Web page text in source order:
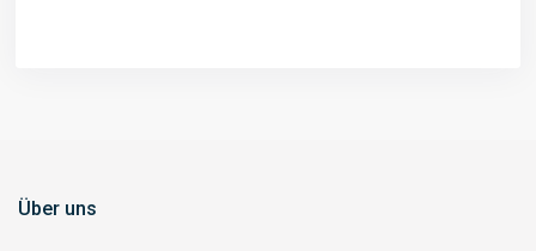
Über uns